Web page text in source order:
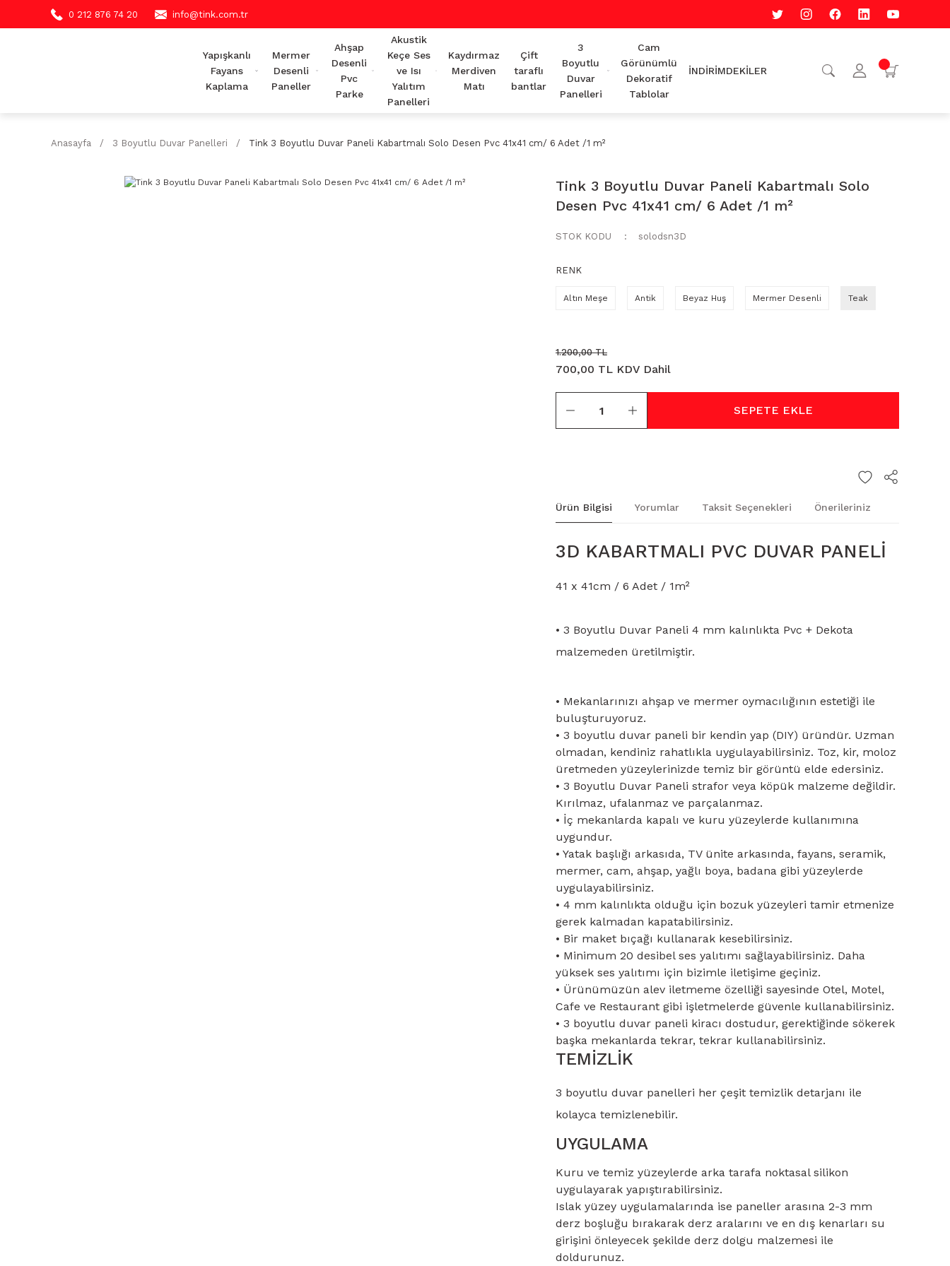
0 212 876 74 20 info@tink.com.tr
Yapışkanlı
Fayans
Kaplama
Mermer
Desenli
Paneller
Ahşap
Desenli
Pvc
Parke
Akustik
Keçe Ses
ve Isı
Yalıtım
Panelleri
Kaydırmaz
Merdiven
Matı
Çift
taraflı
bantlar
3
Boyutlu
Duvar
Panelleri
Cam
Görünümlü
Dekoratif
Tablolar
İNDİRİMDEKİLER
Anasayfa 3 Boyutlu Duvar Panelleri Tink 3 Boyutlu Duvar Paneli Kabartmalı Solo Desen Pvc 41x41 cm/ 6 Adet /1 m²
Tink 3 Boyutlu Duvar Paneli Kabartmalı Solo
Desen Pvc 41x41 cm/ 6 Adet /1 m²
STOK KODU solodsn3D
RENK
Altın Meşe Antik Beyaz Huş Mermer Desenli Teak
1.200,00 TL
700,00 TL KDV Dahil
SEPETE EKLE
Ürün Bilgisi Yorumlar Taksit Seçenekleri Önerileriniz
3D KABARTMALI PVC DUVAR PANELİ
41 x 41cm / 6 Adet / 1m²
• 3 Boyutlu Duvar Paneli 4 mm kalınlıkta Pvc + Dekota
malzemeden üretilmiştir.
• Mekanlarınızı ahşap ve mermer oymacılığının estetiği ile
buluşturuyoruz.
• 3 boyutlu duvar paneli bir kendin yap (DIY) üründür. Uzman
olmadan, kendiniz rahatlıkla uygulayabilirsiniz. Toz, kir, moloz
üretmeden yüzeylerinizde temiz bir görüntü elde edersiniz.
• 3 Boyutlu Duvar Paneli strafor veya köpük malzeme değildir.
Kırılmaz, ufalanmaz ve parçalanmaz.
• İç mekanlarda kapalı ve kuru yüzeylerde kullanımına
uygundur.
• Yatak başlığı arkasıda, TV ünite arkasında, fayans, seramik,
mermer, cam, ahşap, yağlı boya, badana gibi yüzeylerde
uygulayabilirsiniz.
• 4 mm kalınlıkta olduğu için bozuk yüzeyleri tamir etmenize
gerek kalmadan kapatabilirsiniz.
• Bir maket bıçağı kullanarak kesebilirsiniz.
• Minimum 20 desibel ses yalıtımı sağlayabilirsiniz. Daha
yüksek ses yalıtımı için bizimle iletişime geçiniz.
• Ürünümüzün alev iletmeme özelliği sayesinde Otel, Motel,
Cafe ve Restaurant gibi işletmelerde güvenle kullanabilirsiniz.
• 3 boyutlu duvar paneli kiracı dostudur, gerektiğinde sökerek
başka mekanlarda tekrar, tekrar kullanabilirsiniz.
TEMİZLİK
3 boyutlu duvar panelleri her çeşit temizlik detarjanı ile
kolayca temizlenebilir.
UYGULAMA
Kuru ve temiz yüzeylerde arka tarafa noktasal silikon
uygulayarak yapıştırabilirsiniz.
Islak yüzey uygulamalarında ise paneller arasına 2-3 mm
derz boşluğu bırakarak derz aralarını ve en dış kenarları su
girişini önleyecek şekilde derz dolgu malzemesi ile
doldurunuz.